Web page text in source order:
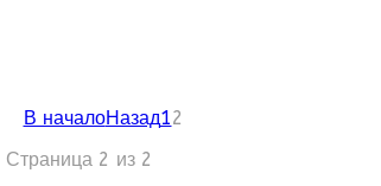
В началоНазад12
Страница 2 из 2